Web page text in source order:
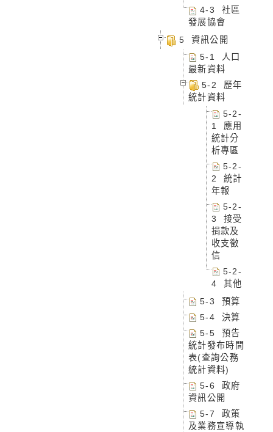
4-3 社區
發展協會
5 資訊公開
5-1 人口
最新資料
5-2 歷年
統計資料
5-2-
1 應用
統計分
析專區
5-2-
2 統計
年報
5-2-
3 接受
捐款及
收支徵
信
5-2-
4 其他
5-3 預算
5-4 決算
5-5 預告
統計發布時間
表(查詢公務
統計資料)
5-6 政府
資訊公開
5-7 政策
及業務宣導執